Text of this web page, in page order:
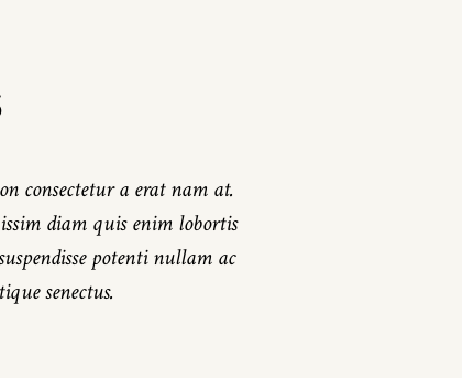
consectetur a erat nam at.
diam quis enim lobortis
potenti nullam ac
senectus.